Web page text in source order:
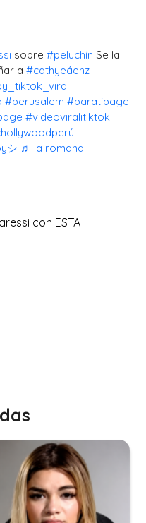
sobre#peluchín Se la
a#cathyeáenz
#perusalem #paratipage
#videoviralitiktok
シ ♬ la romana
con ESTA